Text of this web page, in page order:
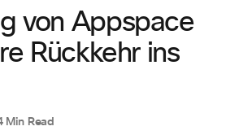
von Appspace
Rückkehr ins
Min Read